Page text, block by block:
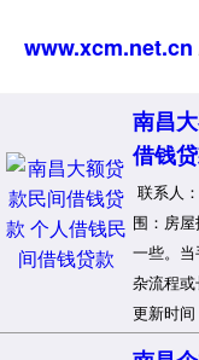
www.xcm.net.cn
南昌
借钱
联系人
围：房
一些。
杂流程
更新时